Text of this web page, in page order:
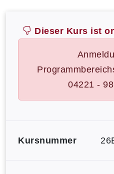
Dieser Kurs ist
04221 -
Kursnummer